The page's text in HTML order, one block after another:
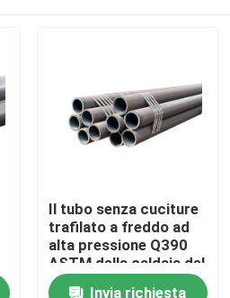
Il tubo senza cuciture
trafilato a freddo ad
alta pressione Q390
ASTM della caldaia del
acciaio al carbonio
Invia richiesta